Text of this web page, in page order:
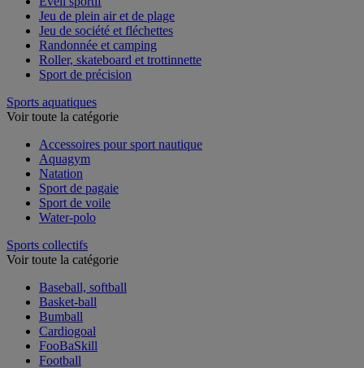
Éveil sportif
Jeu de plein air et de plage
Jeu de société et fléchettes
Randonnée et camping
Roller, skateboard et trottinnette
Sports aquatiques
Accessoires pour sport nautique
Aquagym
Natation
Sport de pagaie
Sport de voile
Sports collectifs
Baseball, softball
Basket-ball
Bumball
Cardiogoal
FooBaSkill